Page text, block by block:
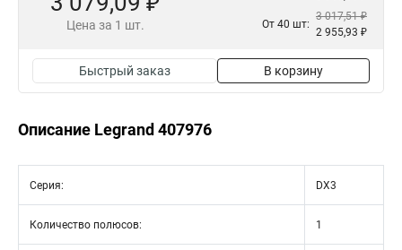
Цена за 1 шт. От 40 шт:
3 017,51 ₽
2 955,93 ₽
Быстрый заказ В корзину
Описание Legrand 407976
Серия: DX3
Количество полюсов: 1